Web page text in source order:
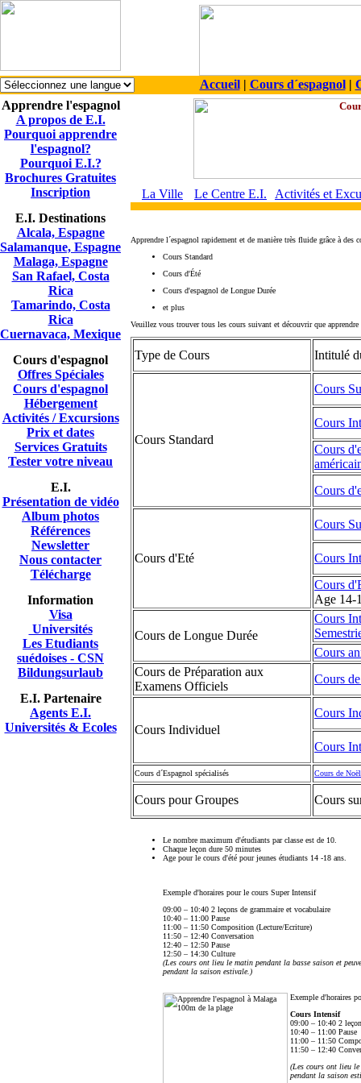
Accueil| Cours d´espagnol|
Apprendre l'espagnol
A propos de E.I.
Pourquoi apprendre
l'espagnol?
Pourquoi E.I.?
Brochures Gratuites
Inscription
E.I. Destinations
Alcala, Espagne
Salamanque, Espagne
Malaga, Espagne
San Rafael, Costa
Rica
Tamarindo, Costa
Rica
Cuernavaca, Mexique
Cours d'espagnol
Offres Spéciales
Cours d'espagnol
Hébergement
Activités / Excursions
Prix et dates
Services Gratuits
Tester votre niveau
E.I.
Présentation de vidéo
Album photos
Références
Newsletter
Nous contacter
Télécharge
Information
Visa
Universités
Les Etudiants
suédoises - CSN
Bildungsurlaub
E.I. Partenaire
Agents E.I.
Universités & Ecoles
La Ville Le Centre E.I. Activités et
Apprendre l´espagnol rapidement et de manière très fluide grâce à
Cours Standard
Cours d'Été
Cours d'espagnol de Longue Durée
et plus
Veuillez vous trouver tous les cours suivant et découvrir que
Type de Cours Intitulé
Cours Standard
Cours
Cours
Cours
Cours
Cours d'Eté
Cours
Cours
Cours
Age 14-
Cours de Longue Durée
Cours
Cours
Cours de Préparation aux
Examens Officiels
Cours
Cours Individuel
Cours
Cours
Cours d´Espagnol spécialisés Cours de Noël
Cours pour Groupes Cours
Le nombre maximum d'étudiants par classe est de 10.
Chaque leçon dure 50 minutes
Age pour le cours d'été pour jeunes étudiants 14 -18 ans.
Exemple d'horaires pour le cours Super Intensif
09:00 – 10:40 2 leçons de grammaire et vocabulaire
10:40 – 11:00 Pause
11:00 – 11:50 Composition (Lecture/Ecriture)
11:50 – 12:40 Conversation
12:40 – 12:50 Pause
12:50 – 14:30 Culture
(Les cours ont lieu le matin pendant la basse saison et
pendant la saison estivale.)
Exemple d'horaires
Cours Intensif
09:00 – 10:40 2
10:40 – 11:00 Pause
11:00 – 11:50
11:50 – 12:40
(Les cours ont lieu le
pendant la saison